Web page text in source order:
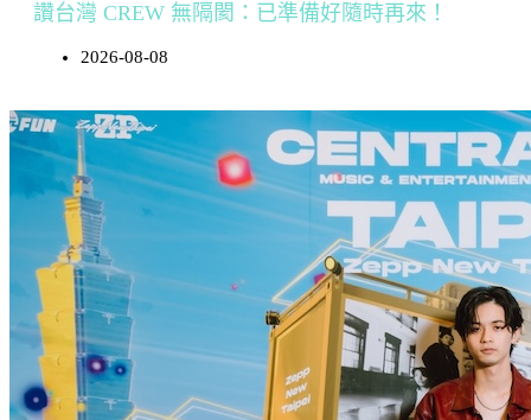
讚台灣 CREW 無隔閡：已準備好隨時再來！
2026-08-08